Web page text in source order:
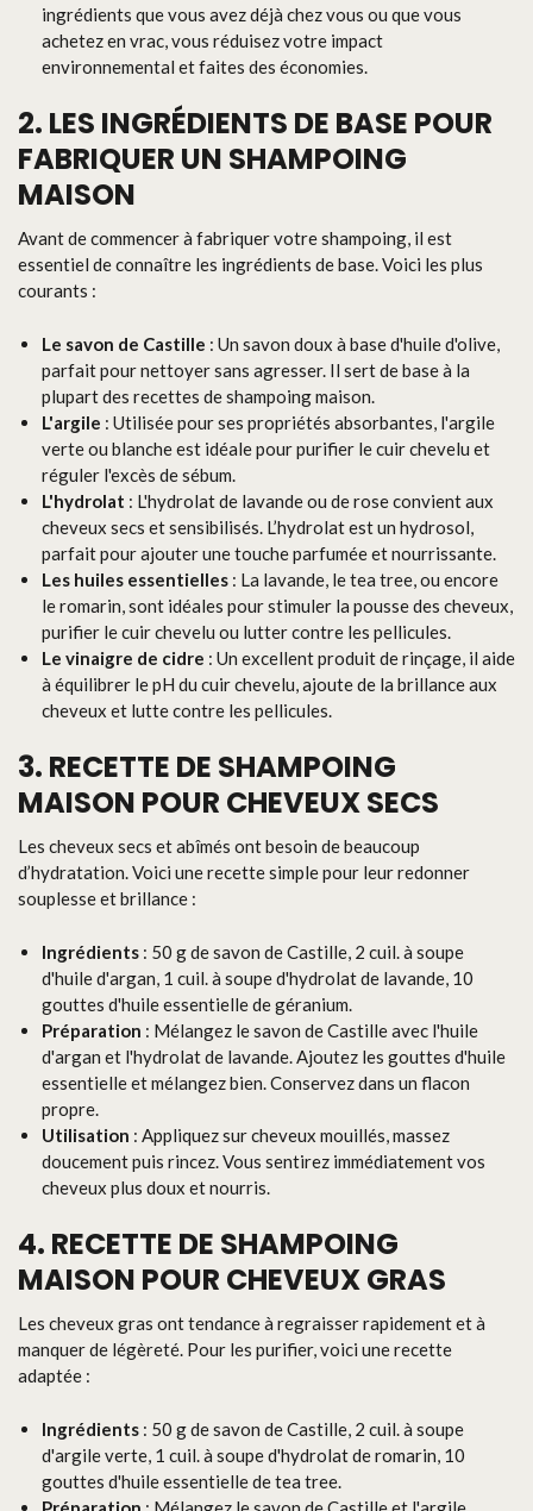
ingrédients que vous avez déjà chez vous ou que vous
achetez en vrac, vous réduisez votre impact
environnemental et faites des économies.
2. LES INGRÉDIENTS DE BASE POUR
FABRIQUER UN SHAMPOING
MAISON
Avant de commencer à fabriquer votre shampoing, il est
essentiel de connaître les ingrédients de base. Voici les plus
courants :
Le savon de Castille : Un savon doux à base d'huile d'olive,
parfait pour nettoyer sans agresser. Il sert de base à la
plupart des recettes de shampoing maison.
L'argile : Utilisée pour ses propriétés absorbantes, l'argile
verte ou blanche est idéale pour purifier le cuir chevelu et
réguler l'excès de sébum.
L'hydrolat : L'hydrolat de lavande ou de rose convient aux
cheveux secs et sensibilisés. L’hydrolat est un hydrosol,
parfait pour ajouter une touche parfumée et nourrissante.
Les huiles essentielles : La lavande, le tea tree, ou encore
le romarin, sont idéales pour stimuler la pousse des cheveux,
purifier le cuir chevelu ou lutter contre les pellicules.
Le vinaigre de cidre : Un excellent produit de rinçage, il aide
à équilibrer le pH du cuir chevelu, ajoute de la brillance aux
cheveux et lutte contre les pellicules.
3. RECETTE DE SHAMPOING
MAISON POUR CHEVEUX SECS
Les cheveux secs et abîmés ont besoin de beaucoup
d’hydratation. Voici une recette simple pour leur redonner
souplesse et brillance :
Ingrédients : 50 g de savon de Castille, 2 cuil. à soupe
d'huile d'argan, 1 cuil. à soupe d'hydrolat de lavande, 10
gouttes d'huile essentielle de géranium.
Préparation : Mélangez le savon de Castille avec l'huile
d'argan et l'hydrolat de lavande. Ajoutez les gouttes d'huile
essentielle et mélangez bien. Conservez dans un flacon
propre.
Utilisation : Appliquez sur cheveux mouillés, massez
doucement puis rincez. Vous sentirez immédiatement vos
cheveux plus doux et nourris.
4. RECETTE DE SHAMPOING
MAISON POUR CHEVEUX GRAS
Les cheveux gras ont tendance à regraisser rapidement et à
manquer de légèreté. Pour les purifier, voici une recette
adaptée :
Ingrédients : 50 g de savon de Castille, 2 cuil. à soupe
d'argile verte, 1 cuil. à soupe d'hydrolat de romarin, 10
gouttes d'huile essentielle de tea tree.